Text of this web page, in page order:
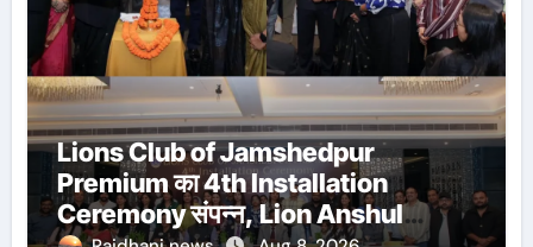
Lions Club of Jamshedpur
Premium का 4th Installation
Ceremony संपन्न, Lion Anshul